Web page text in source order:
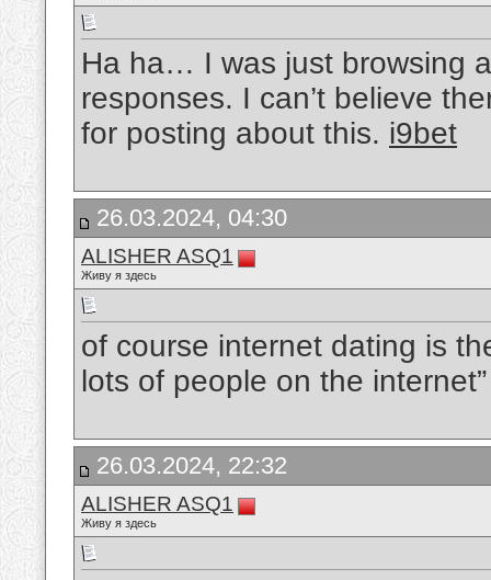
Ha ha… I was just browsing
responses. I can’t believe
for posting about this. i9bet
26.03.2024, 04:30
ALISHER ASQ1
Живу я здесь
of course internet dating is
lots of people on the
26.03.2024, 22:32
ALISHER ASQ1
Живу я здесь